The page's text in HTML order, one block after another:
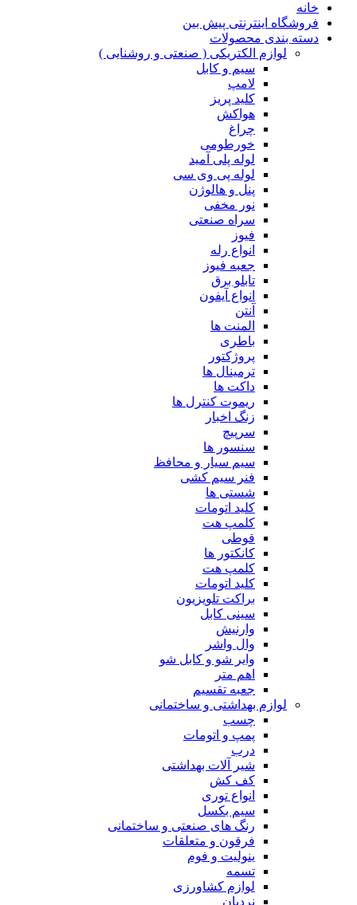
خانه
فروشگاه اینترنتی پیش بین
دسته بندی محصولات
لوازم الکتریکی ( صنعتی و روشنایی )
سیم و کابل
لامپ
کلید پریز
هواکش
چراغ
خورطومی
لوله پلی آمید
لوله پی وی سی
پنل و هالوژن
نور مخفی
سراه صنعتی
فیوز
انواع رله
جعبه فیوز
تابلو برق
انواع آیفون
آنتن
المنت ها
باطری
پروژکتور
ترمینال ها
داکت ها
ریموت کنترل ها
زنگ اخبار
سرپیچ
سنسور ها
سیم سیار و محافظ
فنر سیم کشی
شستی ها
کلید اتومات
کلمپ هت
قوطی
کانکتور ها
کلمپ هت
کلید اتومات
براکت تلویزیون
سینی کابل
وارنیش
وال واشر
وایر شو و کابل شو
اهم متر
جعبه تقسیم
لوازم بهداشتی و ساختمانی
چسب
پمپ و اتومات
درب
شیر آلات بهداشتی
کف کش
انواع توری
سیم بکسل
رنگ های صنعتی و ساختمانی
فرقون و متعلقات
ینولیت و فوم
تسمه
لوازم کشاورزی
نردبان